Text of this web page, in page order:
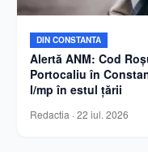
DIN CONSTANTA
Alertă ANM: Cod
Portocaliu în
l/mp în estul țării
Redactia · 22 iul. 2026